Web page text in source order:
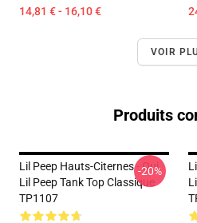
14,81 € - 16,10 €
VOIR
Produits
Lil Peep Hauts-Citernes - Oui.
Lil Peep Tank Top Classique
TP1107
-20%